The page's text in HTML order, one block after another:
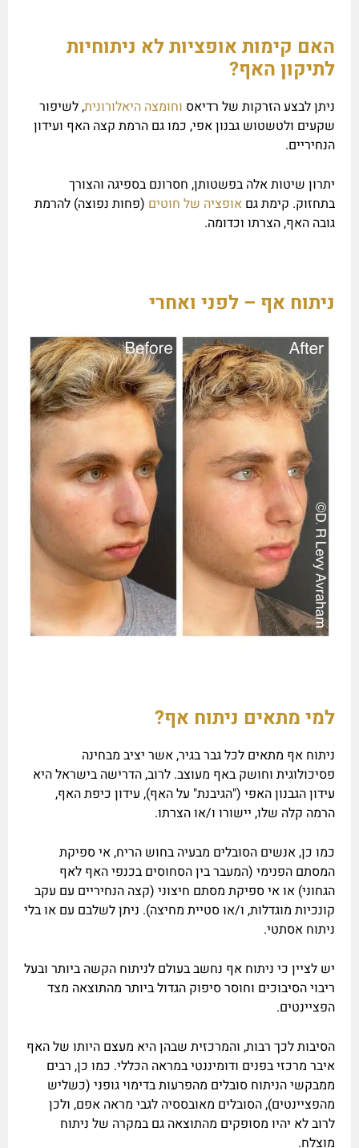
האם קימות אופציות לא ניתוחיות
לתיקון האף?
ניתן לבצע הזרקות של רדיאס וחומצה היאלורונית, לשיפור
שקעים ולטשטוש גבנון אפי, כמו גם הרמת קצה האף ועידון
הנחיריים.
יתרון שיטות אלה בפשטותן, חסרונם בספיגה והצורך
בתחזוק. קימת גם אופציה של חוטים (פחות נפוצה) להרמת
גובה האף, הצרתו וכדומה.
ניתוח אף – לפני ואחרי
למי מתאים ניתוח אף?
ניתוח אף מתאים לכל גבר בגיר, אשר יציב מבחינה
פסיכולוגית וחושק באף מעוצב. לרוב, הדרישה בישראל היא
עידון הגבנון האפי ("הגיבנת" על האף), עידון כיפת האף,
הרמה קלה שלו, יישורו ו/או הצרתו.
כמו כן, אנשים הסובלים מבעיה בחוש הריח, אי ספיקת
המסתם הפנימי (המעבר בין הסחוסים בכנפי האף לאף
הגחוני) או אי ספיקת מסתם חיצוני (קצה הנחיריים עם עקב
קונכיות מוגדלות, ו/או סטיית מחיצה). ניתן לשלבם עם או בלי
ניתוח אסתטי.
יש לציין כי ניתוח אף נחשב בעולם לניתוח הקשה ביותר ובעל
ריבוי הסיבוכים וחוסר סיפוק הגדול ביותר מהתוצאה מצד
הפציינטים.
הסיבות לכך רבות, והמרכזית שבהן היא מעצם היותו של האף
איבר מרכזי בפנים ודומיננטי במראה הכללי. כמו כן, רבים
ממבקשי הניתוח סובלים מהפרעות בדימוי גופני (כשליש
מהפציינטים), הסובלים מאובססיה לגבי מראה אפם, ולכן
לרוב לא יהיו מסופקים מהתוצאה גם במקרה של ניתוח
מוצלח.